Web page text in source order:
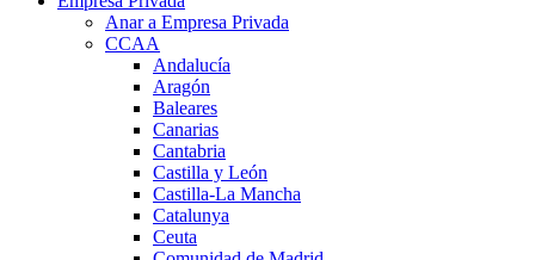
Anar a Empresa Privada
CCAA
Andalucía
Aragón
Baleares
Canarias
Cantabria
Castilla y León
Castilla-La Mancha
Catalunya
Ceuta